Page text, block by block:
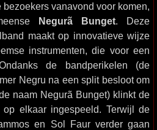
vanavond voor komen,
Negurã Bunget. Deze
maakt op innovatieve wijze
instrumenten, die voor een
de bandperikelen (de
Negru na een split besloot om
naam Negurã Bunget) klinkt de
elkaar ingespeeld. Terwijl de
en Sol Faur verder gaan